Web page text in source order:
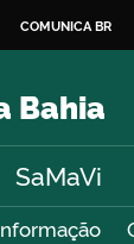
O
COMUNICA BR
Bahia
SaMaVi